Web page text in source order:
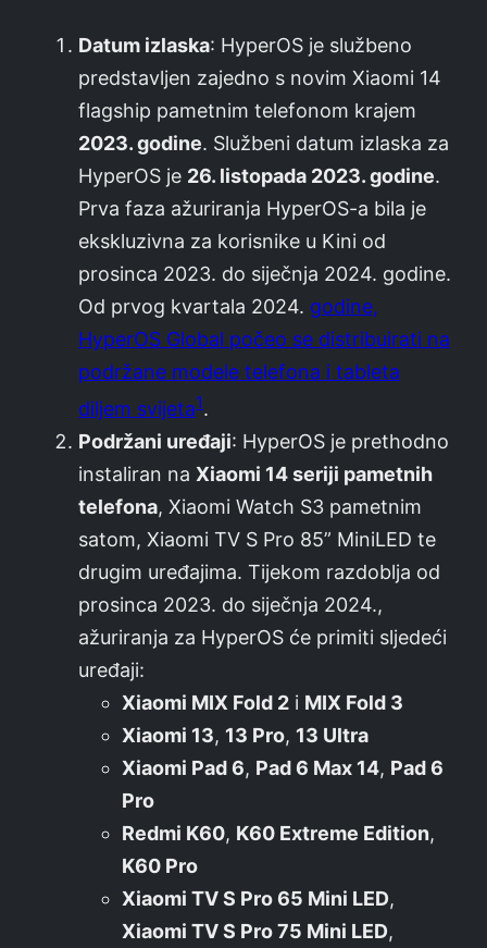
Datum izlaska: HyperOS je službeno
predstavljen zajedno s novim Xiaomi 14
flagship pametnim telefonom krajem
2023. godine. Službeni datum izlaska za
HyperOS je 26. listopada 2023. godine.
Prva faza ažuriranja HyperOS-a bila je
ekskluzivna za korisnike u Kini od
prosinca 2023. do siječnja 2024. godine.
Od prvog kvartala 2024. godine,
HyperOS Global počeo se distribuirati na
podržane modele telefona i tableta
diljem svijeta1.
Podržani uređaji: HyperOS je prethodno
instaliran na Xiaomi 14 seriji pametnih
telefona, Xiaomi Watch S3 pametnim
satom, Xiaomi TV S Pro 85” MiniLED te
drugim uređajima. Tijekom razdoblja od
prosinca 2023. do siječnja 2024.,
ažuriranja za HyperOS će primiti sljedeći
uređaji:
Xiaomi MIX Fold 2 i MIX Fold 3
Xiaomi 13, 13 Pro, 13 Ultra
Xiaomi Pad 6, Pad 6 Max 14, Pad 6
Pro
Redmi K60, K60 Extreme Edition,
K60 Pro
Xiaomi TV S Pro 65 Mini LED,
Xiaomi TV S Pro 75 Mini LED,